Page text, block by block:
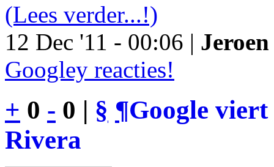
(Lees verder...!)
12 Dec '11 - 00:06 |
Googley reacties!
+ 0 - 0 | § ¶Google
Rivera